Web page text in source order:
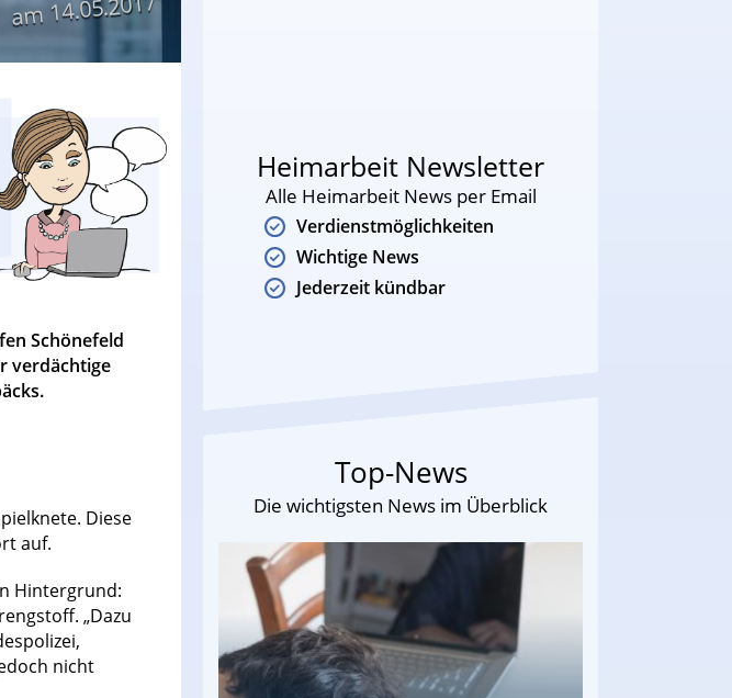
am
Schönefeld
verdächtige
Diese
auf.
Hintergrund:
„Dazu
nicht
Heimarbeit Newsletter
Alle Heimarbeit News per Email
Verdienstmöglichkeiten
Wichtige News
Jederzeit kündbar
Top-News
Die wichtigsten News im Überblick